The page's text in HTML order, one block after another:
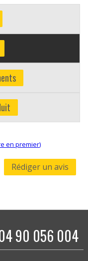
en premier)
Rédiger un avis
90 056 004